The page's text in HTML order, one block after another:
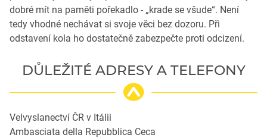
dobré mít na paměti pořekadlo - „krade se všude“. Není
tedy vhodné nechávat si svoje věci bez dozoru. Při
odstavení kola ho dostatečně zabezpečte proti odcizení.
DŮLEŽITÉ ADRESY A TELEFONY
Velvyslanectví ČR v Itálii
Ambasciata della Repubblica Ceca